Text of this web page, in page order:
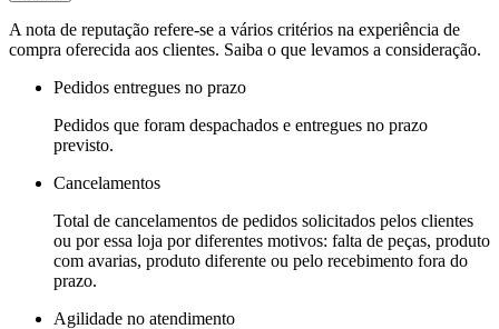
A nota de reputação refere-se a vários critérios na experiência de
compra oferecida aos clientes. Saiba o que levamos a consideração.
Pedidos entregues no prazo
Pedidos que foram despachados e entregues no prazo
previsto.
Cancelamentos
Total de cancelamentos de pedidos solicitados pelos clientes
ou por essa loja por diferentes motivos: falta de peças, produto
com avarias, produto diferente ou pelo recebimento fora do
prazo.
Agilidade no atendimento